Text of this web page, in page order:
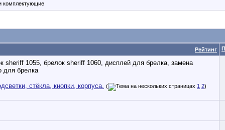
комплектующие
Рейтинг
стёкла, кнопки, корпуса. ( 1 2)